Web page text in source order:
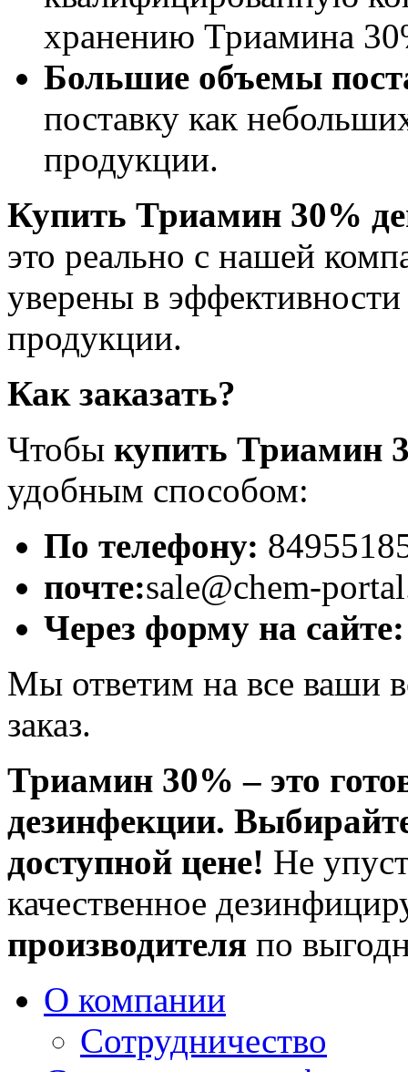
хранению Триамина
Большие объемы
поставку как
продукции.
Купить Триамин 30%
это реально с нашей
уверены в
продукции.
Как заказать?
Чтобы купить Триамин
удобным способом:
По телефону:
почте:sale@chem-portal
Через форму на сайте:
Мы ответим на все ваши
заказ.
Триамин 30% – это
дезинфекции.
доступной цене! Не
качественное
производителя по
О компании
Сотрудничество